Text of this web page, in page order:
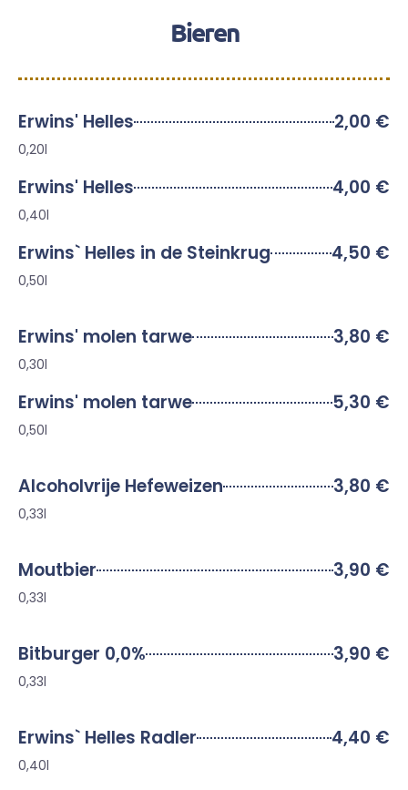
Bieren
Erwins' Helles 2,00 €
0,20l
Erwins' Helles 4,00 €
0,40l
Erwins` Helles in de Steinkrug 4,50 €
0,50l
Erwins' molen tarwe 3,80 €
0,30l
Erwins' molen tarwe 5,30 €
0,50l
Alcoholvrije Hefeweizen 3,80 €
0,33l
Moutbier 3,90 €
0,33l
Bitburger 0,0% 3,90 €
0,33l
Erwins` Helles Radler 4,40 €
0,40l